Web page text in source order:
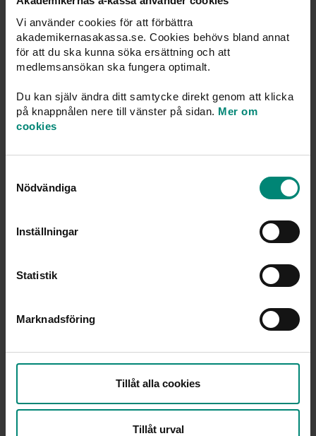
Vi använder cookies för att förbättra
akademikernasakassa.se. Cookies behövs bland annat
för att du ska kunna söka ersättning och att
medlemsansökan ska fungera optimalt.
Du kan själv ändra ditt samtycke direkt genom att klicka
på knappnålen nere till vänster på sidan. Mer om
cookies
Nödvändiga
Inställningar
Statistik
Marknadsföring
Tillåt alla cookies
Tillåt urval
Hur avslutar jag medlemskapet?
Kan jag byta a-kassa när jag är arbetslös?
När får jag min första utbetalning?
Vilken a‑kassa har snabbast handläggningstid?
Hur mycket kan man få i a-kassa?
Vilken a-kassa har kortast väntetid för att bli
medlem?